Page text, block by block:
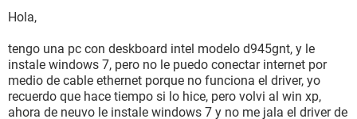
Hola,
tengo una pc con deskboard intel modelo d945gnt, y le
instale windows 7, pero no le puedo conectar internet por
medio de cable ethernet porque no funciona el driver, yo
recuerdo que hace tiempo si lo hice, pero volvi al win xp,
ahora de neuvo le instale windows 7 y no me jala el driver de